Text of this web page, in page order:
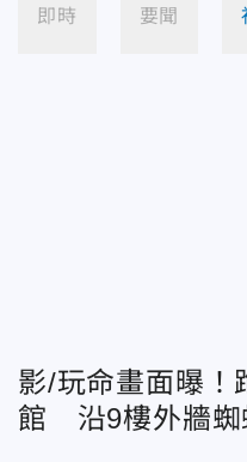
即時 要聞
影/玩命畫面曝！
館 沿9樓外牆蜘